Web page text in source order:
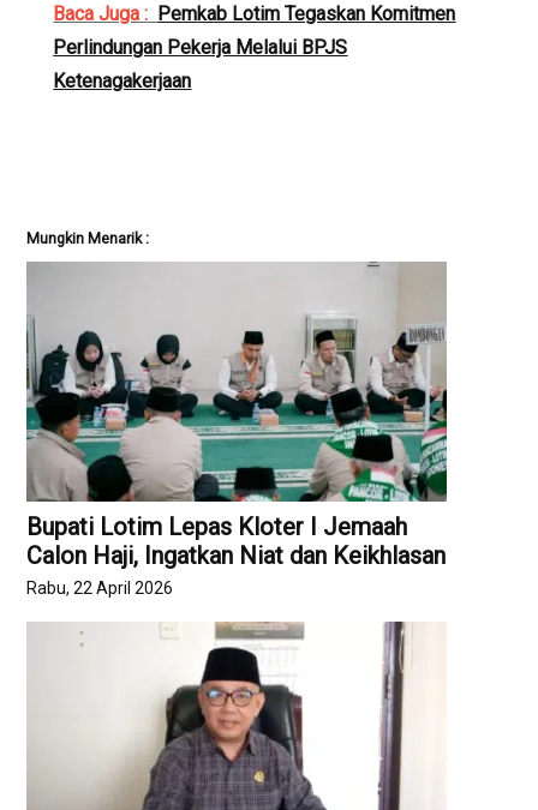
Baca Juga : Pemkab Lotim Tegaskan Komitmen
Perlindungan Pekerja Melalui BPJS
Ketenagakerjaan
Mungkin Menarik :
Bupati Lotim Lepas Kloter I Jemaah
Calon Haji, Ingatkan Niat dan Keikhlasan
Rabu, 22 April 2026